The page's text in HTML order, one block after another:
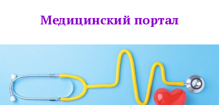
Медицинский портал